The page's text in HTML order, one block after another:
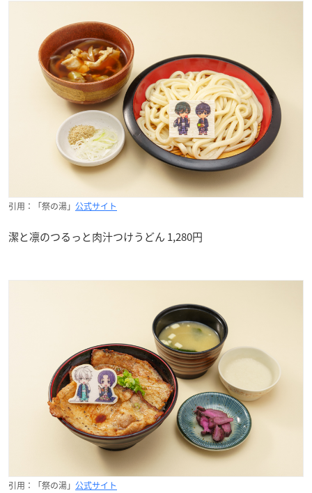
引用：「祭の湯」 公式サイト
潔と凛のつるっと肉汁つけうどん 1,280円
引用：「祭の湯」 公式サイト